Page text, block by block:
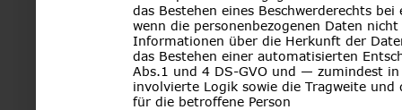
das Bestehen eines Beschwerderechts
wenn die personenbezogenen Daten
Informationen über die Herkunft der
das Bestehen einer automatisierten
Abs.1 und 4 DS-GVO und — zumindest
involvierte Logik sowie die Tragweite
für die betroffene Person